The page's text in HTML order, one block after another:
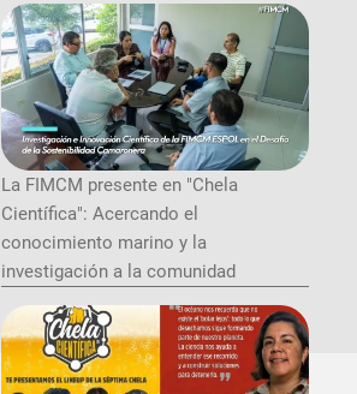
La FIMCM presente en "Chela
Científica": Acercando el
conocimiento marino y la
investigación a la comunidad